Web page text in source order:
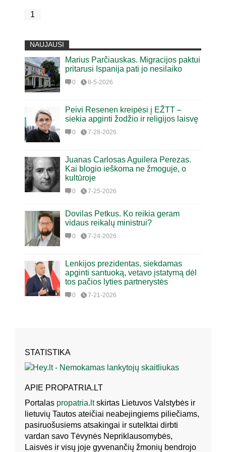
1
NAUJAUSI
Marius Parčiauskas. Migracijos paktui
pritarusi Ispanija pati jo nesilaiko
0 8-5-2026
Peivi Resenen kreipėsi į EŽTT –
siekia apginti žodžio ir religijos laisvę
0 7-28-2026
Juanas Carlosas Aguilera Perezas.
Kai blogio ieškoma ne žmoguje, o
kultūroje
0 7-25-2026
Dovilas Petkus. Ko reikia geram
vidaus reikalų ministrui?
0 7-24-2026
Lenkijos prezidentas, siekdamas
apginti santuoką, vetavo įstatymą dėl
tos pačios lyties partnerystės
0 7-21-2026
STATISTIKA
APIE PROPATRIA.LT
Portalas propatria.ltskirtas Lietuvos Valstybės ir
lietuvių Tautos ateičiai neabejingiems piliečiams,
pasiruošusiems atsakingai ir sutelktai dirbti
vardan savo Tėvynės Nepriklausomybės,
Laisvės ir visų joje gyvenančių žmonių bendrojo